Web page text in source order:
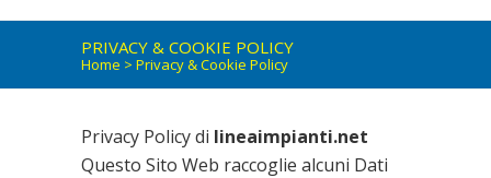
PRIVACY & COOKIE POLICY
Home > Privacy & Cookie Policy
Privacy Policy di lineaimpianti.net
Questo Sito Web raccoglie alcuni Dati